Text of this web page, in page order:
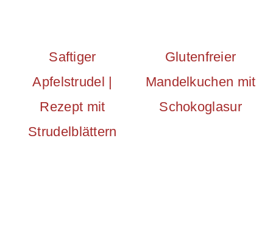
Saftiger
Apfelstrudel |
Rezept mit
Strudelblättern
Glutenfreier
Mandelkuchen mit
Schokoglasur